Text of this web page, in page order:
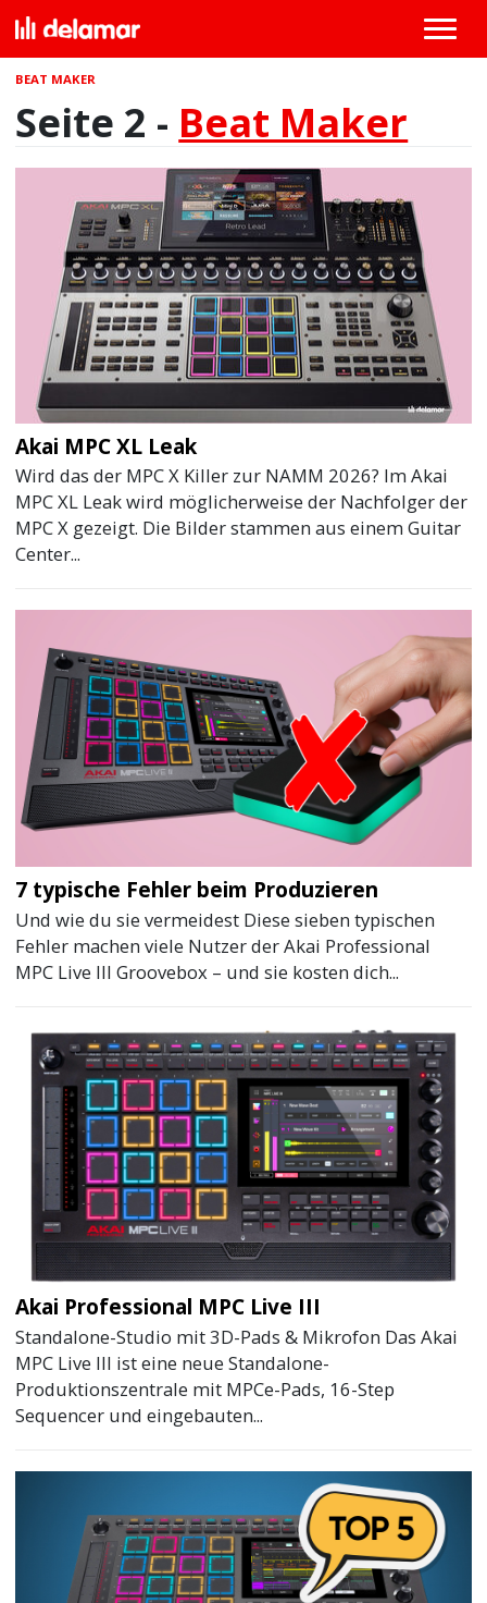
BEAT MAKER
Seite 2 - Beat Maker
Akai MPC XL Leak
Wird das der MPC X Killer zur NAMM 2026? Im Akai
MPC XL Leak wird möglicherweise der Nachfolger der
MPC X gezeigt. Die Bilder stammen aus einem Guitar
Center...
7 typische Fehler beim Produzieren
Und wie du sie vermeidest Diese sieben typischen
Fehler machen viele Nutzer der Akai Professional
MPC Live III Groovebox – und sie kosten dich...
Akai Professional MPC Live III
Standalone-Studio mit 3D-Pads & Mikrofon Das Akai
MPC Live III ist eine neue Standalone-
Produktionszentrale mit MPCe-Pads, 16-Step
Sequencer und eingebauten...